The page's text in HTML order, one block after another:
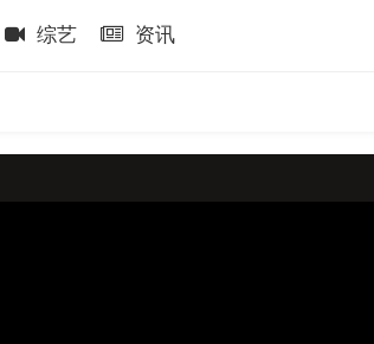
综艺 资讯